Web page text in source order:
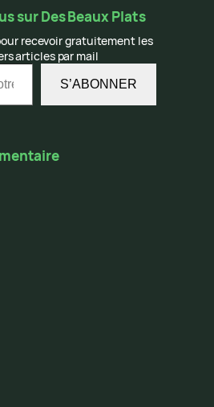
sur Des Beaux Plats
recevoir gratuitement les
articles par mail
S’ABONNER